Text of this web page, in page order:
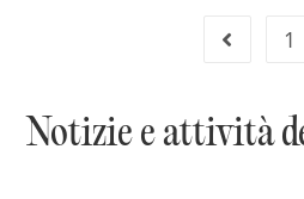
Vai alla 1
Notizie e attività